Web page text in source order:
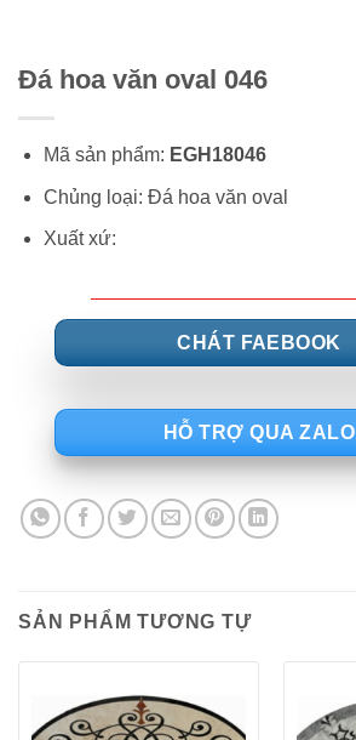
Đá hoa văn oval 046
Mã sản phẩm: EGH18046
Chủng loại: Đá hoa văn oval
Xuất xứ:
CHÁT FAEBOOK
HỖ TRỢ QUA ZALO
SẢN PHẨM TƯƠNG TỰ